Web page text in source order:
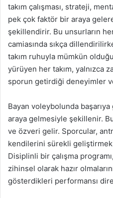
takım çalışması, strateji,
pek çok faktör bir araya
şekillendirir. Bu unsurların
camiasında sıkça
takım ruhuyla mümkün
yürüyen her takım, yalnızca
sporun getirdiği deneyimler
Bayan voleybolunda
araya gelmesiyle şekillenir.
ve özveri gelir. Sporcular,
kendilerini sürekli
Disiplinli bir çalışma
zihinsel olarak hazır
gösterdikleri performansı